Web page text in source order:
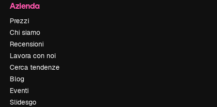
Azienda
Prezzi
Chi siamo
Recensioni
Lavora con noi
Cerca tendenze
Blog
Eventi
Slidesgo